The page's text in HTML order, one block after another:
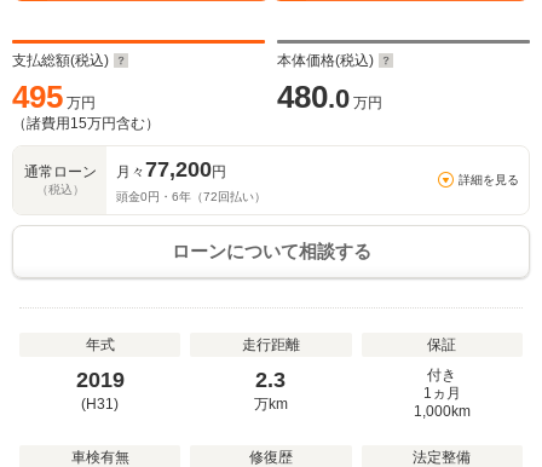
支払総額(税込)
495 万円
（諸費用 15万円含む）
本体価格(税込)
480.0 万円
通常ローン
（税込）
月々77,200円
頭金0円・ 6年（72 回払い）
詳細を見る
ローンについて相談する
年式
2019
(H31)
走行距離
2.3
万km
保証
付き
1ヵ月
1,000km
車検有無
修復歴
法定整備